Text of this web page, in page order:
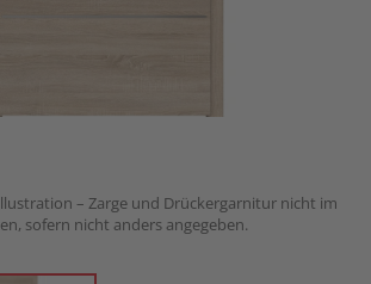
– Zarge und Drückergarnitur nicht im
sofern nicht anders angegeben.